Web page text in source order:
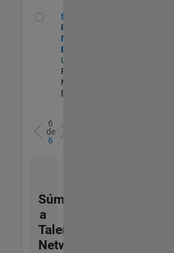
Senior Product Marketing Engineer
Senior
Product
Marketing
Engineer
US-MA-Natick
Product
Marketing |
Experimentado
6
de
6
Súmese
a
Talent
Network